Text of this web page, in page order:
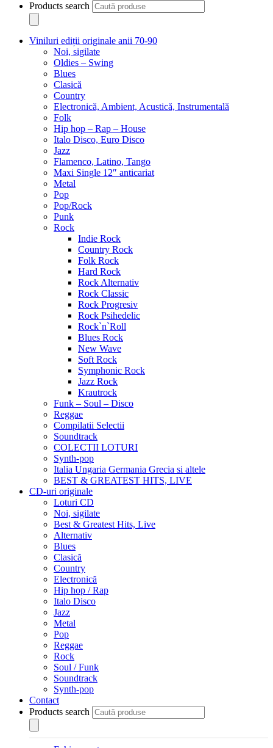
Products search
Viniluri ediții originale anii 70-90
Noi, sigilate
Oldies – Swing
Blues
Clasică
Country
Electronică, Ambient, Acustică, Instrumentală
Folk
Hip hop – Rap – House
Italo Disco, Euro Disco
Jazz
Flamenco, Latino, Tango
Maxi Single 12″ anticariat
Metal
Pop
Pop/Rock
Punk
Rock
Indie Rock
Country Rock
Folk Rock
Hard Rock
Rock Alternativ
Rock Classic
Rock Progresiv
Rock Psihedelic
Rock`n`Roll
Blues Rock
New Wave
Soft Rock
Symphonic Rock
Jazz Rock
Krautrock
Funk – Soul – Disco
Reggae
Compilatii Selectii
Soundtrack
COLECTII LOTURI
Synth-pop
Italia Ungaria Germania Grecia si altele
BEST & GREATEST HITS, LIVE
CD-uri originale
Loturi CD
Noi, sigilate
Best & Greatest Hits, Live
Alternativ
Blues
Clasică
Country
Electronică
Hip hop / Rap
Italo Disco
Jazz
Metal
Pop
Reggae
Rock
Soul / Funk
Soundtrack
Synth-pop
Contact
Products search